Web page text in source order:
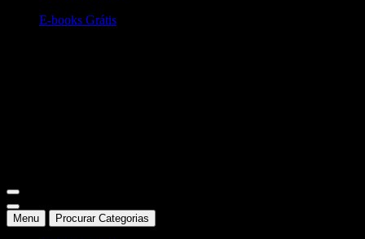
E-books Grátis
Menu Procurar Categorias